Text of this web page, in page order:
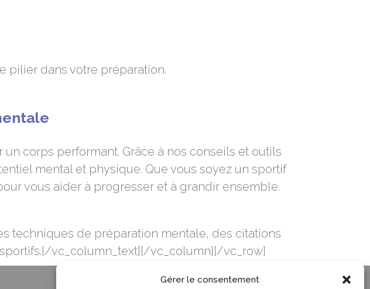
Gérer le consentement
pilier dans votre préparation.
un corps performant. Grâce à nos conseils et outils
mental et physique. Que vous soyez un sportif
vous aider à progresser et à grandir ensemble.
techniques de préparation mentale, des citations
vc_column_text][/vc_column][/vc_row]